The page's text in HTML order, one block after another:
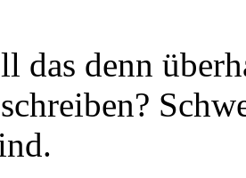
das denn